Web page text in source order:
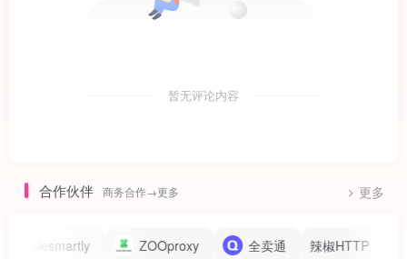
暂无评论内容
合作伙伴 商务合作→更多 更多
ZOOproxy 全卖通 辣椒HTTP